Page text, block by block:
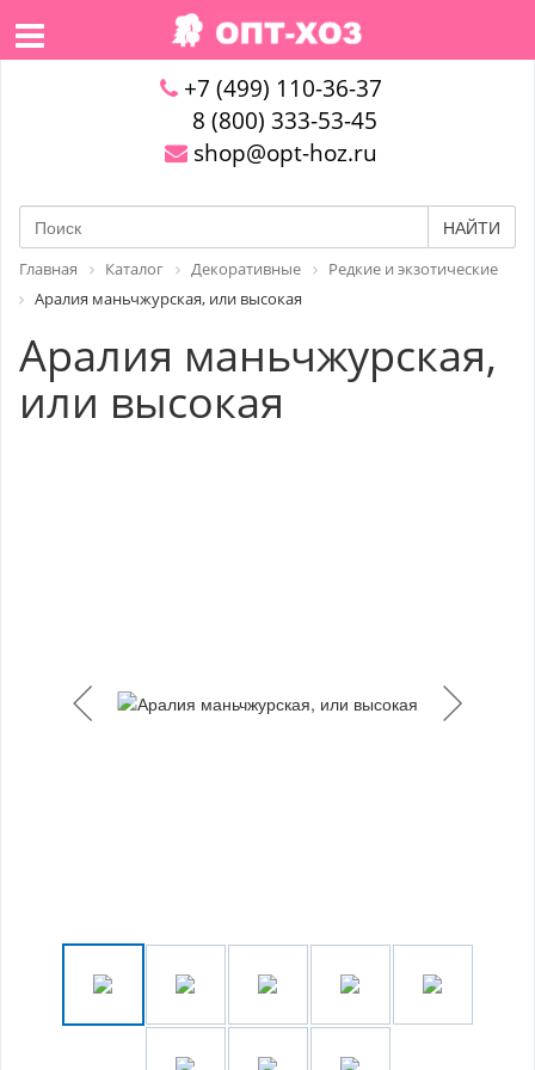
+7 (499) 110-36-37
8 (800) 333-53-45
shop@opt-hoz.ru
НАЙТИ
Главная Каталог Декоративные
Редкие и экзотические
Аралия маньчжурская, или высокая
Аралия маньчжурская,
или высокая